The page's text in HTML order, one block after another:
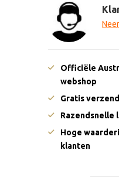
Officiële
webshop
Gratis
Razendsnelle
Hoge
klanten